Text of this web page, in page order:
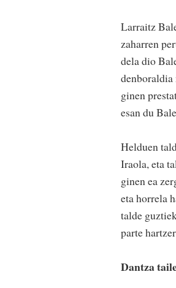
Larraitz
zaharren
dela dio
denboraldia
ginen
esan du
Helduen
Iraola, eta
ginen ea
eta horrela
talde
parte
Dantza